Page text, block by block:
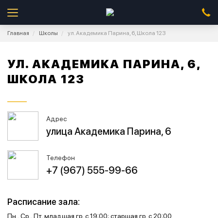
Главная Школы ул. Академика Парина, 6, Школа 123
УЛ. АКАДЕМИКА ПАРИНА, 6,
ШКОЛА 123
Адрес
улица Академика Парина, 6
Телефон
+7 (967) 555-99-66
Расписание зала:
Пн., Ср., Пт. младшая гр. с 19:00; старшая гр. с 20:00